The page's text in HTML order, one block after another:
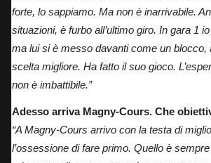
forte, lo sappiamo. Ma non è inarrivabile.
situazioni, è furbo all’ultimo giro. In gara 1
ma lui si è messo davanti come un blocco,
scelta migliore. Ha fatto il suo gioco.
non è imbattibile.”
Adesso arriva Magny-Cours. Che
“A Magny-Cours arrivo con la testa di
l’ossessione di fare primo. Quello è